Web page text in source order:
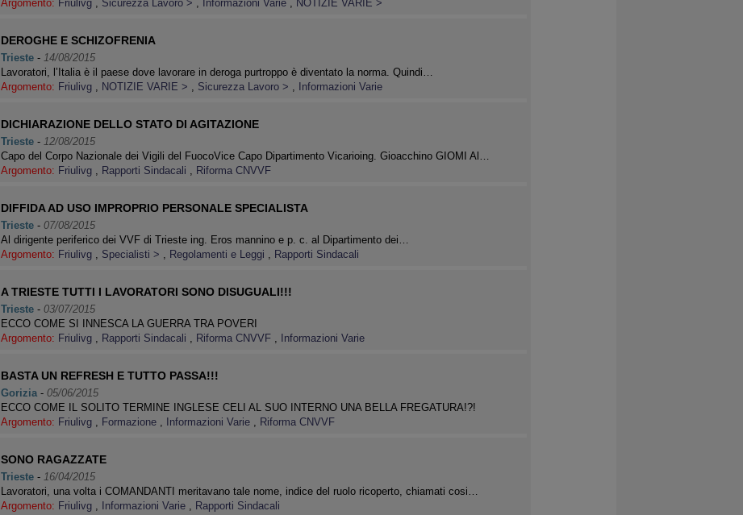
Argomento: Friulivg , Sicurezza Lavoro > , Informazioni Varie , NOTIZIE VARIE >
DEROGHE E SCHIZOFRENIA
Trieste- 14/08/2015
Lavoratori, l’Italia è il paese dove lavorare in deroga purtroppo è diventato la norma. Quindi…
Argomento: Friulivg , NOTIZIE VARIE > , Sicurezza Lavoro > , Informazioni Varie
DICHIARAZIONE DELLO STATO DI AGITAZIONE
Trieste- 12/08/2015
Capo del Corpo Nazionale dei Vigili del FuocoVice Capo Dipartimento Vicarioing. Gioacchino GIOMI Al…
Argomento: Friulivg , Rapporti Sindacali , Riforma CNVVF
DIFFIDA AD USO IMPROPRIO PERSONALE SPECIALISTA
Trieste- 07/08/2015
Al dirigente periferico dei VVF di Trieste ing. Eros mannino e p. c. al Dipartimento dei…
Argomento: Friulivg , Specialisti > , Regolamenti e Leggi , Rapporti Sindacali
A TRIESTE TUTTI I LAVORATORI SONO DISUGUALI!!!
Trieste- 03/07/2015
ECCO COME SI INNESCA LA GUERRA TRA POVERI
Argomento: Friulivg , Rapporti Sindacali , Riforma CNVVF , Informazioni Varie
BASTA UN REFRESH E TUTTO PASSA!!!
Gorizia- 05/06/2015
ECCO COME IL SOLITO TERMINE INGLESE CELI AL SUO INTERNO UNA BELLA FREGATURA!?!
Argomento: Friulivg , Formazione , Informazioni Varie , Riforma CNVVF
SONO RAGAZZATE
Trieste- 16/04/2015
Lavoratori, una volta i COMANDANTI meritavano tale nome, indice del ruolo ricoperto, chiamati cosi…
Argomento: Friulivg , Informazioni Varie , Rapporti Sindacali